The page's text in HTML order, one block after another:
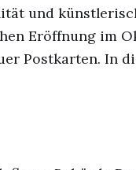
und
Eröffnung im
Postkarten. In